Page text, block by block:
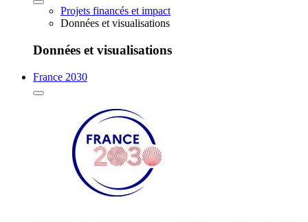
Projets financés et impact
Données et visualisations
Données et visualisations
France 2030